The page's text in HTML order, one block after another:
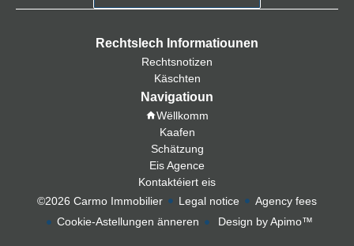
Rechtslech Informatiounen
Rechtsnotizen
Käschten
Navigatioun
Wëllkomm
Kaafen
Schätzung
Eis Agence
Kontaktéiert eis
©2026 Carmo Immobilier
Legal notice
Agency fees
Cookie-Astellungen änneren
Design byApimo™